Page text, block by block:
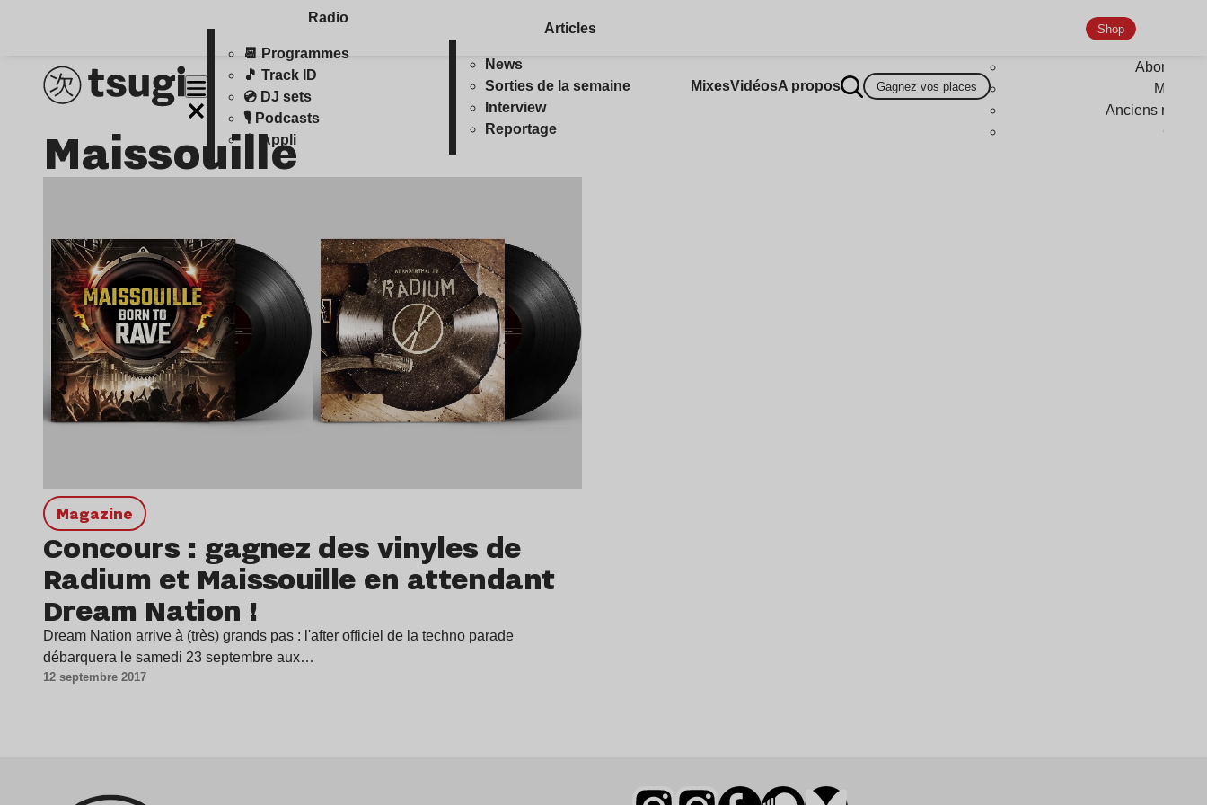
Radio
📆 Programmes
🎵 Track ID
💿 DJ sets
🎙️ Podcasts
📱 Appli
Articles
News
Sorties de la semaine
Interview
Reportage
MixesVidéosA propos Gagnez vos places
Shop
Anciens
Maissouille
magazine
Concours : gagnez des vinyles de
Radium et Maissouille en attendant
Dream Nation !
Dream Nation arrive à (très) grands pas : l'after officiel de la techno parade
débarquera le samedi 23 septembre aux…
12 septembre 2017